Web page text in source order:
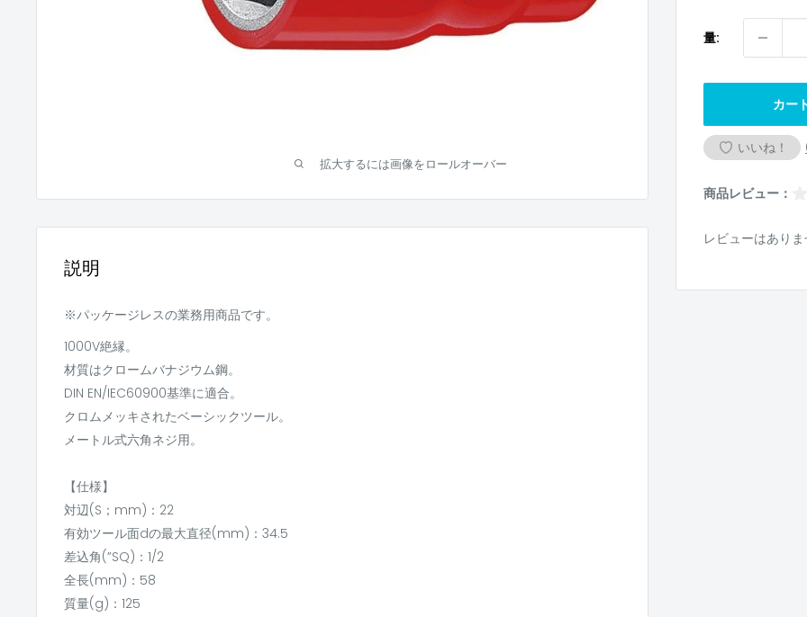
拡大するには画像をロールオーバー
量:
カー
いいね！
商品レビュー：
レビューはあり
説明
※パッケージレスの業務用商品です。
1000V絶縁。
材質はクロームバナジウム鋼。
DIN EN/IEC60900基準に適合。
クロムメッキされたベーシックツール。
メートル式六角ネジ用。
【仕様】
対辺(S；mm)：22
有効ツール面dの最大直径(mm)：34.5
差込角(”SQ)：1/2
全長(mm)：58
質量(g)：125